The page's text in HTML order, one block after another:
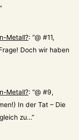
”
Metall?: “@ #11,
Doch wir haben
Metall?: “@ #9,
In der Tat – Die
zu…”